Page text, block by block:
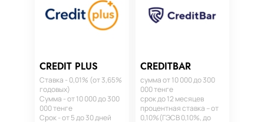
CREDIT PLUS
Ставка - 0,01% (от 3,65%
годовых)
Сумма - от 10 000 до 300
000 тенге
Срок - от 5 до 30 дней
CREDITBAR
сумма от 10 000 до 300
000 тенге
срок до 12 месяцев
процентная ставка – от
0,10%(ГЭСВ 0,10%, до